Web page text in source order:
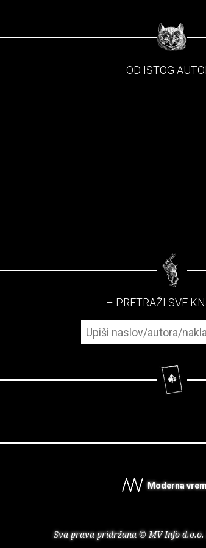
– OD ISTOG
– PRETRAŽI SVE
Moderna
Sva prava pridržana © MV Info